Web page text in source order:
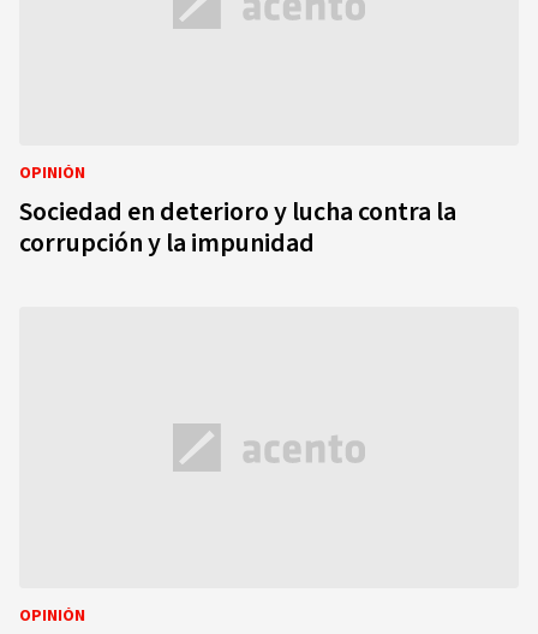
OPINIÓN
Sociedad en deterioro y lucha contra la
corrupción y la impunidad
OPINIÓN